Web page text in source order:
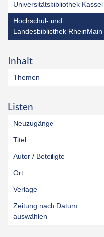
Universitätsbibliothek Kassel
Hochschul- und
Landesbibliothek RheinMain
Inhalt
Themen
Listen
Neuzugänge
Titel
Autor / Beteiligte
Ort
Verlage
Zeitung nach Datum
auswählen